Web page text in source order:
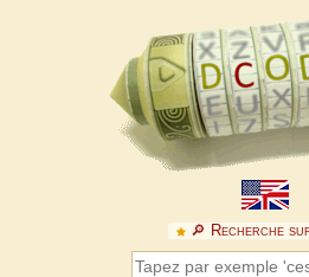
🔎︎ Recherche